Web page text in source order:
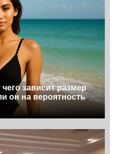
зависит размер
он на вероятность